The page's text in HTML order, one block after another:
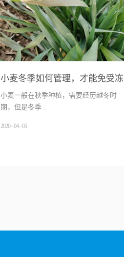
小麦冬季如何管理，才能免受冻
害？
小麦一般在秋季种植，需要经历越冬时
期，但是冬季...
2020-04-05